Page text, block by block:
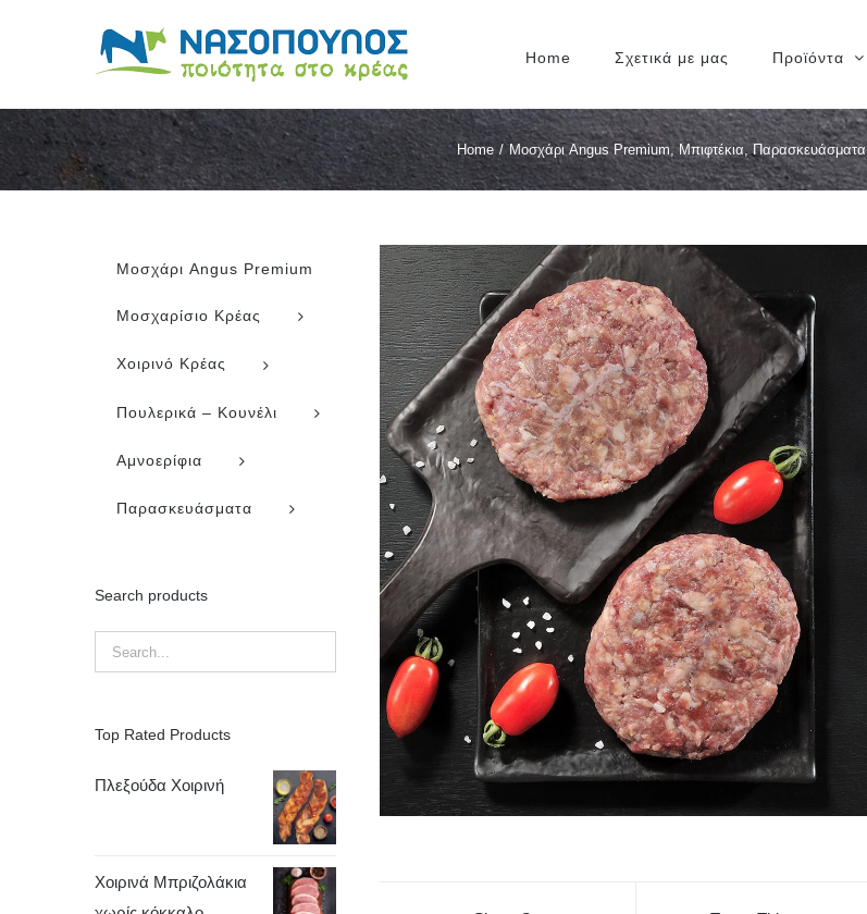
Home Σχετικά με μας Προϊόντα
Home / Μοσχάρι Angus Premium ,Μπιφτέκια, Παρασκευάσματα
Μοσχάρι Angus Premium
Μοσχαρίσιο Κρέας
Χοιρινό Κρέας
Πουλερικά – Κουνέλι
Αμνοερίφια
Παρασκευάσματα
Search products
Top Rated Products
Πλεξούδα Χοιρινή
Χοιρινά Μπριζολάκια